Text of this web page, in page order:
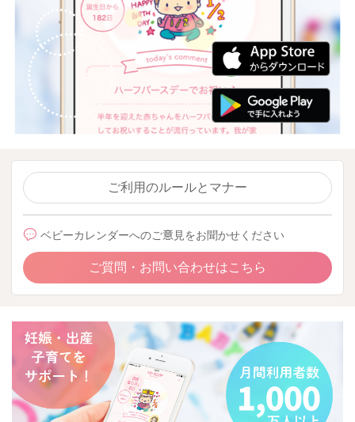
ご利用のルールとマナー
ベビーカレンダーへのご意見をお聞かせください
ご質問・お問い合わせはこちら